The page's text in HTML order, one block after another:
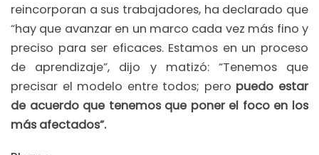
reincorporan a sus trabajadores, ha declarado que
“hay que avanzar en un marco cada vez más fino y
preciso para ser eficaces. Estamos en un proceso
de aprendizaje”, dijo y matizó: “Tenemos que
precisar el modelo entre todos; pero puedo estar
de acuerdo que tenemos que poner el foco en los
más afectados”.